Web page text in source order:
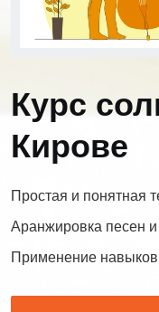
Курс
Кирове
Простая и понятная
Аранжировка песен и
Применение навыков